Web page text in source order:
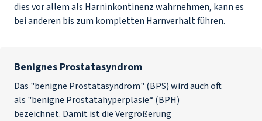
dies vor allem als Harninkontinenz wahrnehmen, kann es
bei anderen bis zum kompletten Harnverhalt führen.
Benignes Prostatasyndrom
Das "benigne Prostatasyndrom" (BPS) wird auch oft
als "benigne Prostatahyperplasie“ (BPH)
bezeichnet. Damit ist die Vergrößerung